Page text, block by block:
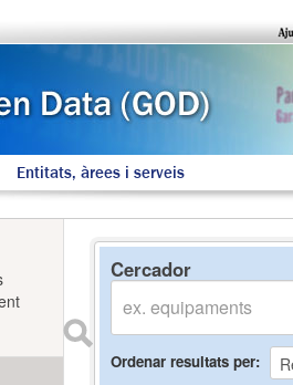
Entitats, àrees i serveis
Cercador
Ordenar resultats per